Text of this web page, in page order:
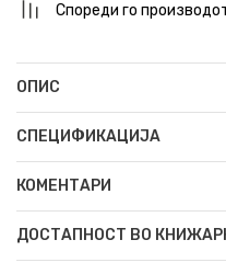
Спореди го
ОПИС
СПЕЦИФИКАЦИЈА
КОМЕНТАРИ
ДОСТАПНОСТ ВО